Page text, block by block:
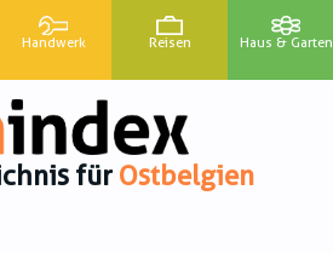
Handwerk Reisen Haus & Garten
für Ostbelgien